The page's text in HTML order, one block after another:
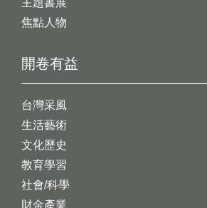
開卷有益
台灣采風
生活藝術
文化歷史
教育學習
社會/科學
財金產業
主題書展
焦點人物